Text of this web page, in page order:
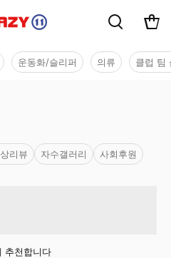
운동화/슬리퍼 의류 클럽 팀
리뷰 자수갤러리 사회후원
추천합니다